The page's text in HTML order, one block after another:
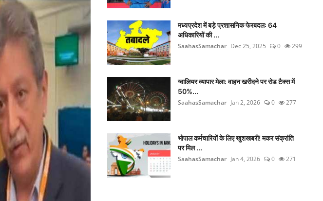
मध्यप्रदेश में बड़े प्रशासनिक फेरबदल: 64
अधिकारियों की ...
SaahasSamachar Dec 25, 2025 0 299
ग्वालियर व्यापार मेला: वाहन खरीदने पर रोड टैक्स में
50%...
SaahasSamachar Jan 2, 2026 0 277
भोपाल कर्मचारियों के लिए खुशखबरी! मकर संक्रांति
पर मिल ...
SaahasSamachar Jan 4, 2026 0 271